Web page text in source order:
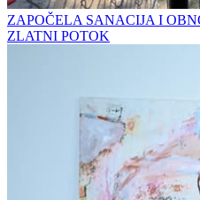
ZAPOČELA SANACIJA I
ZLATNI POTOK